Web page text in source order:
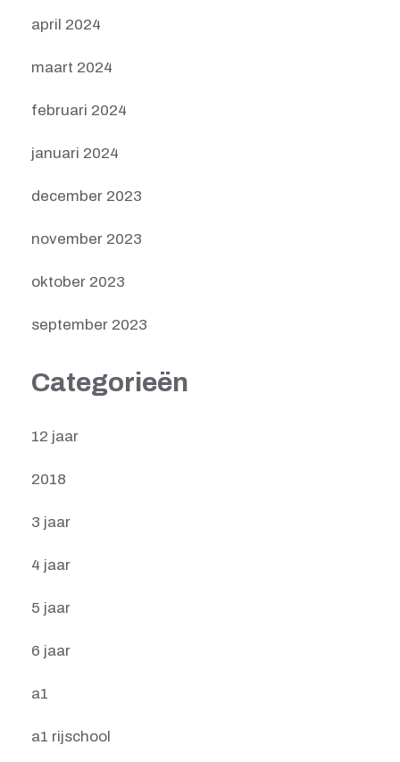
april 2024
maart 2024
februari 2024
januari 2024
december 2023
november 2023
oktober 2023
september 2023
Categorieën
12 jaar
2018
3 jaar
4 jaar
5 jaar
6 jaar
a1
a1 rijschool